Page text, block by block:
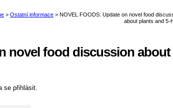
novel food discussion about
se přihlásit.